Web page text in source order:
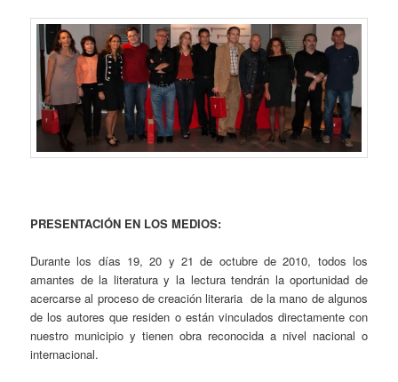
PRESENTACIÓN EN LOS MEDIOS:
Durante los días 19, 20 y 21 de octubre de 2010, todos los
amantes de la literatura y la lectura tendrán la oportunidad de
acercarse al proceso de creación literaria de la mano de algunos
de los autores que residen o están vinculados directamente con
nuestro municipio y tienen obra reconocida a nivel nacional o
internacional.